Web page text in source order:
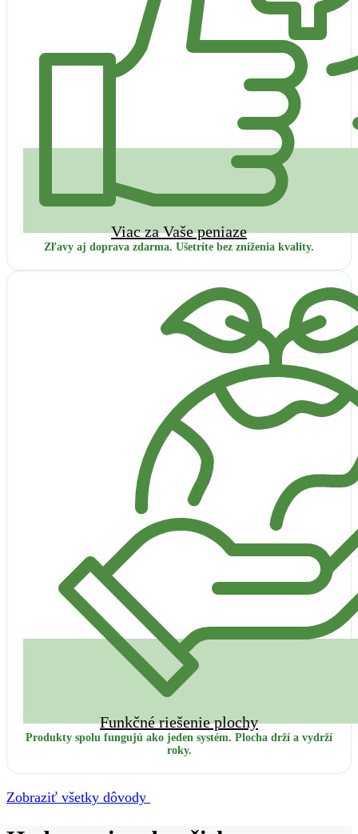
Viac za Vaše peniaze
Zľavy aj doprava zdarma. Ušetríte bez zníženia kvality.
Funkčné riešenie plochy
Produkty spolu fungujú ako jeden systém. Plocha drží a vydrží
roky.
Zobraziť všetky dôvody